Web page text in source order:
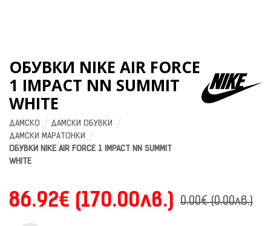
ОБУВКИ NIKE AIR FORCE
1 IMPACT NN SUMMIT
WHITE
ДАМСКО
ДАМСКИ ОБУВКИ
ДАМСКИ МАРАТОНКИ
ОБУВКИ NIKE AIR FORCE 1 IMPACT NN SUMMIT
WHITE
86.92€ (170.00лв.) 0.00€ (0.00лв.)